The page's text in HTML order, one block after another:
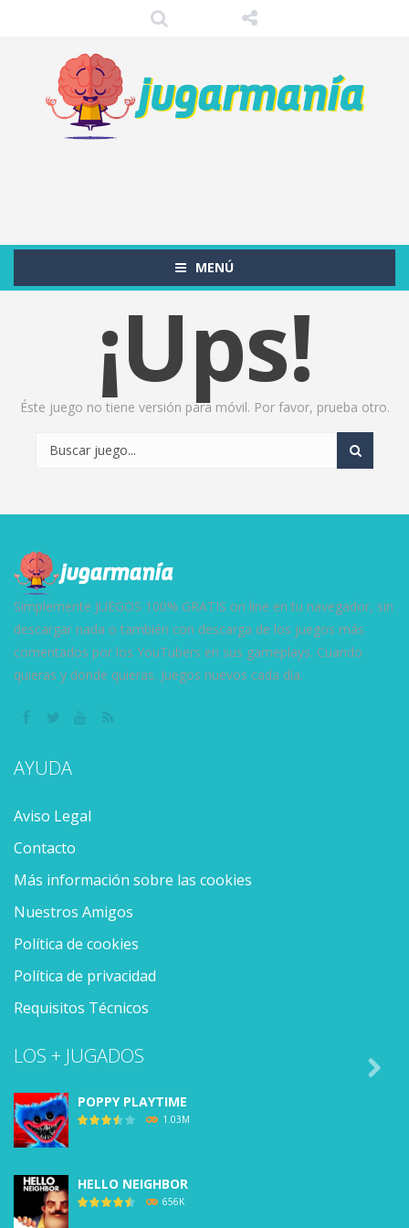
MENÚ
¡Ups!
Éste juego no tiene versión para móvil. Por favor, prueba otro.
Simplemente JUEGOS 100% GRATIS on line en tu navegador, sin
descargar nada o también con descarga de los juegos más
comentados por los YouTubers en sus gameplays. Cuando
quieras y donde quieras. Juegos nuevos cada día.
AYUDA
Aviso Legal
Contacto
Más información sobre las cookies
Nuestros Amigos
Política de cookies
Política de privacidad
Requisitos Técnicos
LOS + JUGADOS
POPPY PLAYTIME
1.03M
HELLO NEIGHBOR
656K
